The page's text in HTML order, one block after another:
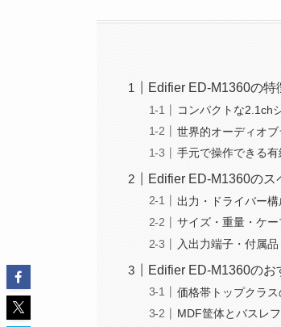
Edifier ED-M1360の特
コンパクトな2.1ch
世界的オーディオ
手元で操作できる
Edifier ED-M1360のス
出力・ドライバー構
サイズ・重量・ケ
入出力端子・付属品
Edifier ED-M1360のお
価格帯トップクラ
MDF筐体とバスレ